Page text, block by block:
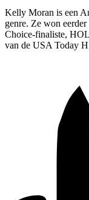
Kelly Moran is een
genre. Ze won
Choice-finaliste,
van de USA Today